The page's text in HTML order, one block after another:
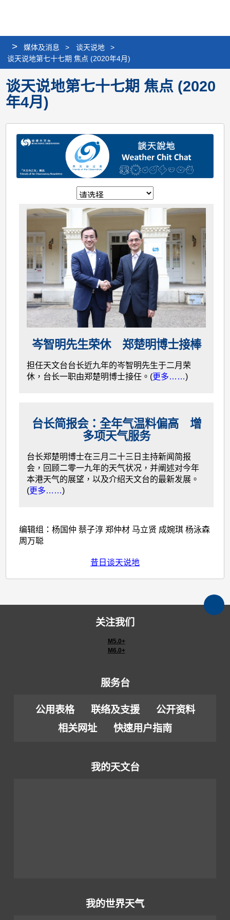
版
> 媒体及消息 > 谈天说地
>
谈天说地第七十七期 焦点 (2020年4月)
谈天说地第七十七期 焦点 (2020
年4月)
岑智明先生荣休 郑楚明博士接棒
担任天文台台长近九年的岑智明先生于二月荣
休，台长一职由郑楚明博士接任。(更多……)
台长简报会：全年气温料偏高 增
多项天气服务
台长郑楚明博士在三月二十三日主持新闻简报
会，回顾二零一九年的天气状况，并阐述对今年
本港天气的展望，以及介绍天文台的最新发展。
(更多……)
编辑组：杨国仲 蔡子淳 郑仲材 马立贤 成婉琪 杨泳森
周万聪
昔日谈天说地
关注我们
M5.0+
M6.0+
服务台
公用表格 联络及支援
公开资料
相关网址
快速用户指南
我的天文台
我的世界天气